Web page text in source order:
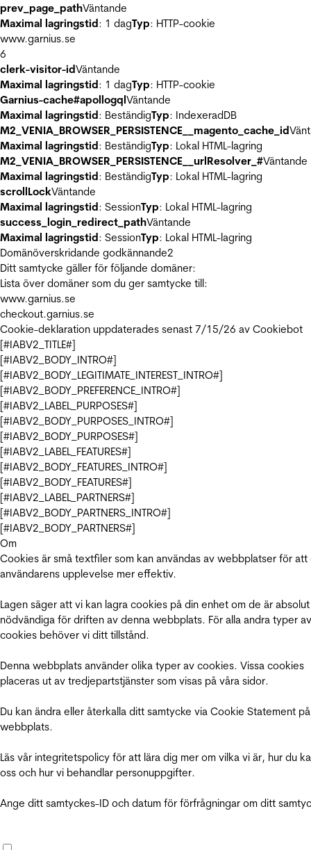
prev_page_pathVäntande
Maximal lagringstid: 1 dagTyp: HTTP-cookie
www.garnius.se
6
clerk-visitor-idVäntande
Maximal lagringstid: 1 dagTyp: HTTP-cookie
Garnius-cache#apollogqlVäntande
Maximal lagringstid: BeständigTyp: IndexeradDB
M2_VENIA_BROWSER_PERSISTENCE__magento_cache_id
Maximal lagringstid: BeständigTyp: Lokal HTML-lagring
M2_VENIA_BROWSER_PERSISTENCE__urlResolver_#Väntande
Maximal lagringstid: BeständigTyp: Lokal HTML-lagring
scrollLockVäntande
Maximal lagringstid: SessionTyp: Lokal HTML-lagring
success_login_redirect_pathVäntande
Maximal lagringstid: SessionTyp: Lokal HTML-lagring
Domänöverskridande godkännande2
Ditt samtycke gäller för följande domäner:
Lista över domäner som du ger samtycke till:
www.garnius.se
checkout.garnius.se
Cookie-deklaration uppdaterades senast 7/15/26 av Cookiebot
[#IABV2_TITLE#]
[#IABV2_BODY_INTRO#]
[#IABV2_BODY_LEGITIMATE_INTEREST_INTRO#]
[#IABV2_BODY_PREFERENCE_INTRO#]
[#IABV2_LABEL_PURPOSES#]
[#IABV2_BODY_PURPOSES_INTRO#]
[#IABV2_BODY_PURPOSES#]
[#IABV2_LABEL_FEATURES#]
[#IABV2_BODY_FEATURES_INTRO#]
[#IABV2_BODY_FEATURES#]
[#IABV2_LABEL_PARTNERS#]
[#IABV2_BODY_PARTNERS_INTRO#]
[#IABV2_BODY_PARTNERS#]
Om
Cookies är små textfiler som kan användas av webbplatser för att
användarens upplevelse mer effektiv.
Lagen säger att vi kan lagra cookies på din enhet om de är absolut
nödvändiga för driften av denna webbplats. För alla andra typer av
cookies behöver vi ditt tillstånd.
Denna webbplats använder olika typer av cookies. Vissa cookies
placeras ut av tredjepartstjänster som visas på våra sidor.
Du kan ändra eller återkalla ditt samtycke via Cookie Statement
webbplats.
Läs vår integritetspolicy för att lära dig mer om vilka vi är, hur du
oss och hur vi behandlar personuppgifter.
Ange ditt samtyckes-ID och datum för förfrågningar om ditt